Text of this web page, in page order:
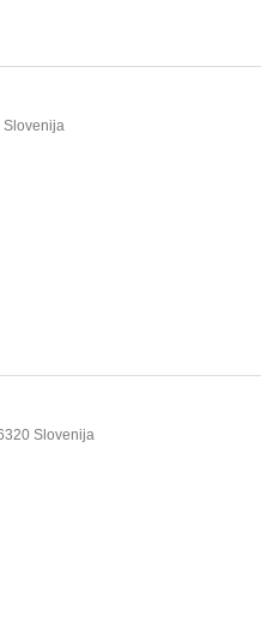
Slovenija
Slovenija